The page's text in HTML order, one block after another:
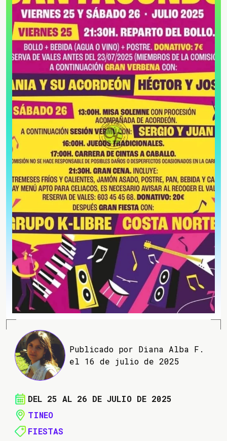
Publicado por Diana Alba F.
el 16 de julio de 2025
DEL 25 AL 26 DE JULIO DE 2025
TINEO
FIESTAS